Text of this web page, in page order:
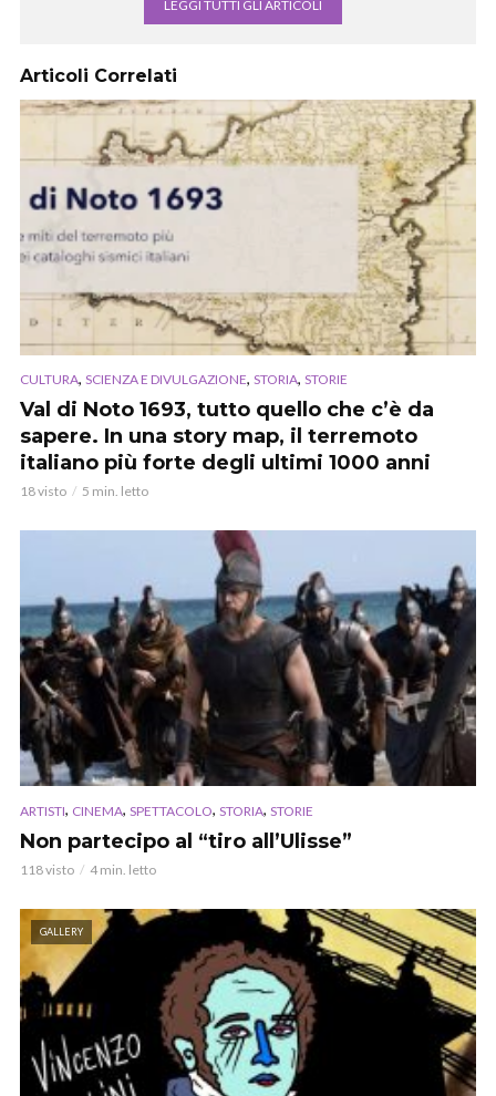
LEGGI TUTTI GLI ARTICOLI
Articoli Correlati
CULTURA, SCIENZA E DIVULGAZIONE, STORIA, STORIE
Val di Noto 1693, tutto quello che c’è da
sapere. In una story map, il terremoto
italiano più forte degli ultimi 1000 anni
18 visto 5 min. letto
ARTISTI, CINEMA, SPETTACOLO, STORIA, STORIE
Non partecipo al “tiro all’Ulisse”
118 visto 4 min. letto
GALLERY